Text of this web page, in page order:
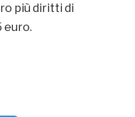
più diritti di
euro.